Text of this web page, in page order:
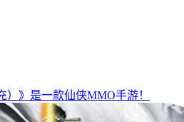
）》是一款仙侠MMO手游！